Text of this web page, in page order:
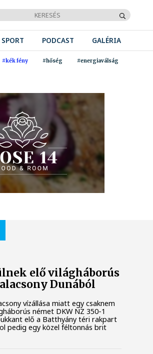
SPORT PODCAST GALÉRIA
#kék fény #hőség #energiaválság
elő világháborús
Dunából
vízállása miatt egy csaknem
német DKW NZ 350-1
elő a Batthyány téri rakpart
pedig egy közel féltonnás brit